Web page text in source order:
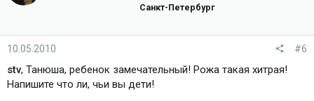
Санкт-Петербург
10.05.2010 #6
stv, Танюша, ребенок замечательный! Рожа такая хитрая!
Напишите что ли, чьи вы дети!